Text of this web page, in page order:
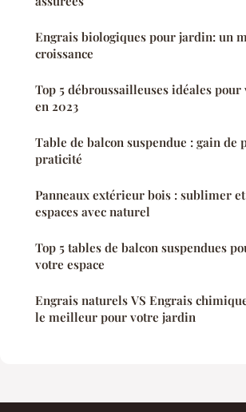
Engrais biologiques pour jardin: un
croissance
Top 5 débroussailleuses idéales
en 2023
Table de balcon suspendue : gain de
praticité
Panneaux extérieur bois : sublimer
espaces avec naturel
Top 5 tables de balcon suspendues
votre espace
Engrais naturels VS Engrais
le meilleur pour votre jardin